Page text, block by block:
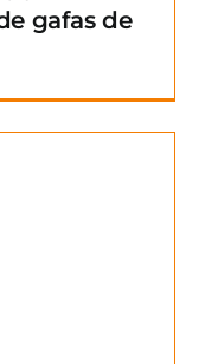
gafas de